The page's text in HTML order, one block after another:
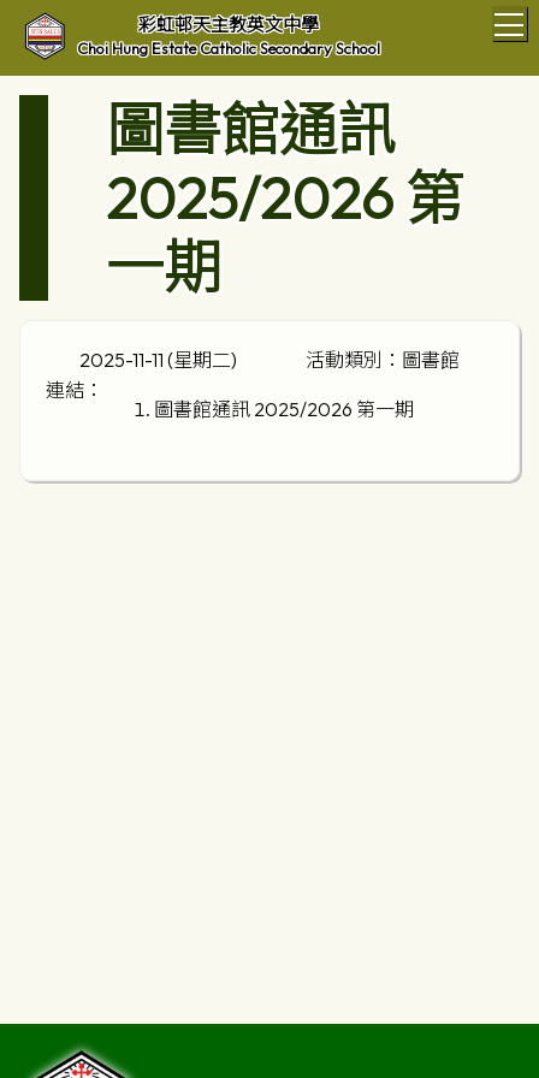
彩虹邨天主教英文中學
Choi Hung Estate Catholic Secondary School
圖書館通訊
2025/2026 第
一期
2025-11-11 (星期二)
活動類別：圖書館
連結：
圖書館通訊 2025/2026 第一期